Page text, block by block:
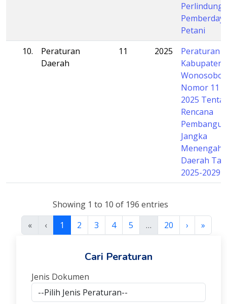
Petani
10.
Peraturan
Daerah
11 2025
Peraturan
Kabupaten
Wonosobo
Nomor 11
2025
Rencana
Jangka
Menengah
Daerah
2025-2029
Showing 1 to 10 of 196 entries
«
‹ 1 2 3 4 5 … 20 › »
Cari Peraturan
Jenis Dokumen